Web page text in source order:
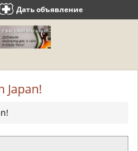
Дать объявление
Japan!